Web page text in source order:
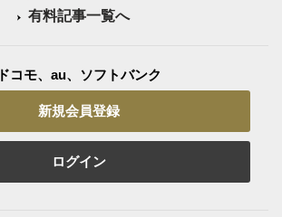
有料記事一覧へ
ドコモ、au、ソフトバンク
新規会員登録
ログイン